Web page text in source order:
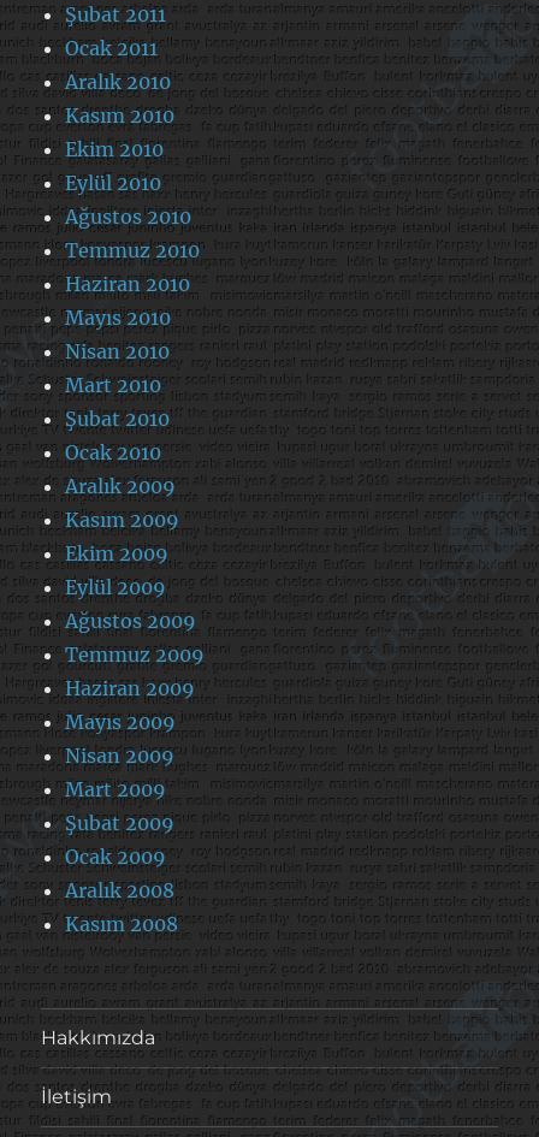
Şubat 2011
Ocak 2011
Aralık 2010
Kasım 2010
Ekim 2010
Eylül 2010
Ağustos 2010
Temmuz 2010
Haziran 2010
Mayıs 2010
Nisan 2010
Mart 2010
Şubat 2010
Ocak 2010
Aralık 2009
Kasım 2009
Ekim 2009
Eylül 2009
Ağustos 2009
Temmuz 2009
Haziran 2009
Mayıs 2009
Nisan 2009
Mart 2009
Şubat 2009
Ocak 2009
Aralık 2008
Kasım 2008
Hakkımızda
İletişim